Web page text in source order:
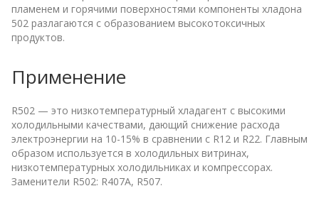
пламенем и горячими поверхностями компоненты хладона
502 разлагаются с образованием высокотоксичных
продуктов.
Применение
R502 — это низкотемпературный хладагент с высокими
холодильными качествами, дающий снижение расхода
электроэнергии на 10-15% в сравнении с R12 и R22. Главным
образом используется в холодильных витринах,
низкотемпературных холодильниках и компрессорах.
Заменители R502: R407А, R507.